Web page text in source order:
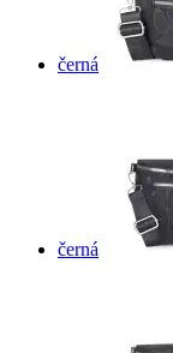
černá
černá